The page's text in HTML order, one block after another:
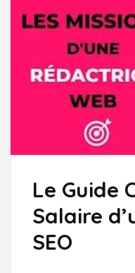
Le Guide
Salaire
SEO